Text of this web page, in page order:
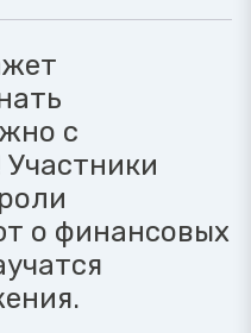
с
о финансовых